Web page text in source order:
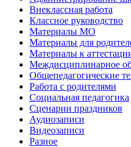
Внеклассная работа
Классное руководство
Материалы МО
Материалы для
Материалы к
Междисциплинарное
Общепедагогические
Работа с родителями
Социальная педагогика
Сценарии праздников
Аудиозаписи
Видеозаписи
Разное